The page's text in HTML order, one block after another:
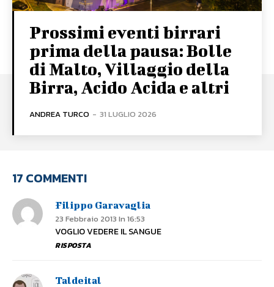
Prossimi eventi birrari
prima della pausa: Bolle
di Malto, Villaggio della
Birra, Acido Acida e altri
ANDREA TURCO - 31 LUGLIO 2026
17 COMMENTI
Filippo Garavaglia
23 Febbraio 2013 In 16:53
VOGLIO VEDERE IL SANGUE
RISPOSTA
Taldeital